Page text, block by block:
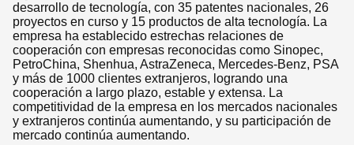
desarrollo de tecnología, con 35 patentes nacionales, 26
proyectos en curso y 15 productos de alta tecnología. La
empresa ha establecido estrechas relaciones de
cooperación con empresas reconocidas como Sinopec,
PetroChina, Shenhua, AstraZeneca, Mercedes-Benz, PSA
y más de 1000 clientes extranjeros, logrando una
cooperación a largo plazo, estable y extensa. La
competitividad de la empresa en los mercados nacionales
y extranjeros continúa aumentando, y su participación de
mercado continúa aumentando.